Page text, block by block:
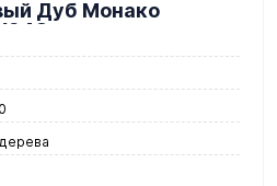
Дуб Монако